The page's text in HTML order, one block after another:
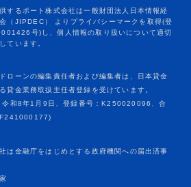
ローンの編集責任者および編集者は、日本貸金
貸金業務取扱主任者登録を受けています。
令和8年1月9日、登録番号：K250020096、合
F241000177)
は金融庁をはじめとする政府機関への届出済事